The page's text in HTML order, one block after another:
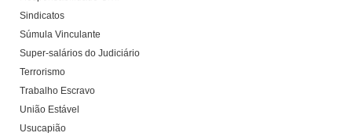
Sindicatos
Súmula Vinculante
Super-salários do Judiciário
Terrorismo
Trabalho Escravo
União Estável
Usucapião